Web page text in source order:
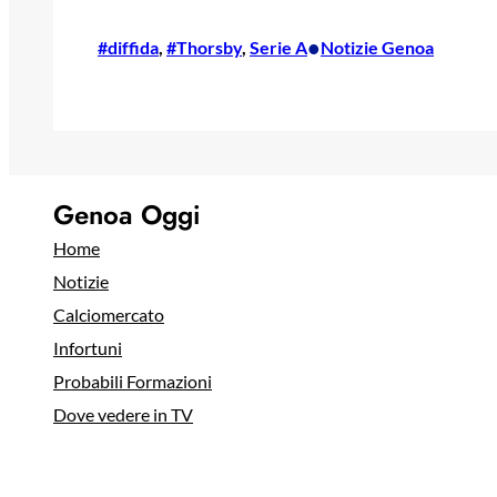
#diffida, #Thorsby, Serie A•Notizie Genoa
Genoa Oggi
Home
Notizie
Calciomercato
Infortuni
Probabili Formazioni
Dove vedere in TV